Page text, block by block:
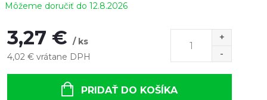
12.8.2026
3,27 € / ks
4,02 € vrátane DPH
PRIDAŤ DO KOŠÍKA